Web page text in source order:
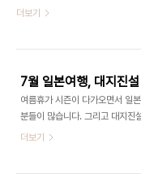
당으로 알려진 인의당과 유일무이
도 맞춘 출연진이 있을까에도 이목
데요. 계속해서 포스팅 업데이트
테니 업데이트된 건 더 없나하며
승자 윤대만윤대만 신록당 / 충남
0508-0313-47392위 설화 카
서울 마포구 상수동 예약문의 :
더보기
여름휴가 시즌이 다가오면서 일
분들이 많습니다. 그리고 대지진
겠지만 7월 일본행 항공권이 굉장
더보기